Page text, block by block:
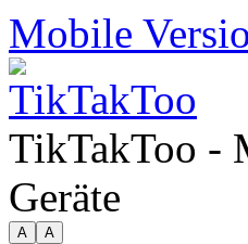
Mobile
TikTakToo -
Geräte